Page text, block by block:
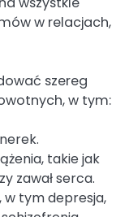
w relacjach,
szereg
w tym:
takie jak
zawał serca.
w tym depresja,